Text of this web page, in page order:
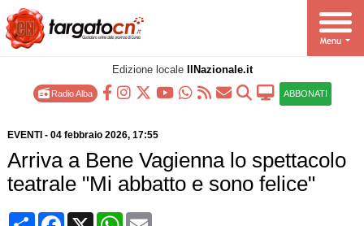
Edizione locale IlNazionale.it
Radio Alba ABBONATI
EVENTI - 04 febbraio 2026, 17:55
Arriva a Bene Vagienna lo spettacolo
teatrale "Mi abbatto e sono felice"
CondividiFacebook
X WhatsApp
Email